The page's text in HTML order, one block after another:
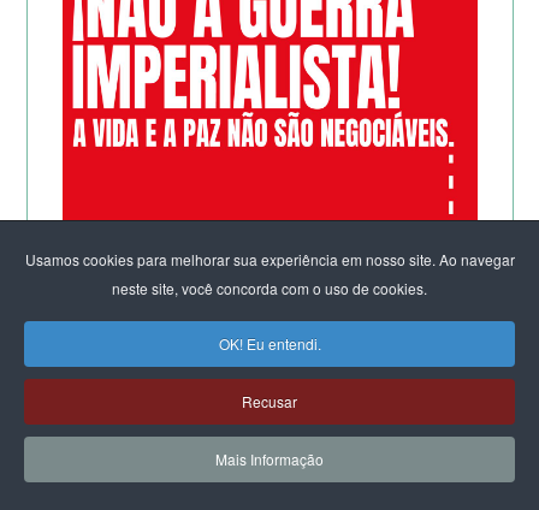
Usamos cookies para melhorar sua experiência em nosso site. Ao navegar
neste site, você concorda com o uso de cookies.
OK! Eu entendi.
Recusar
Mais Informação